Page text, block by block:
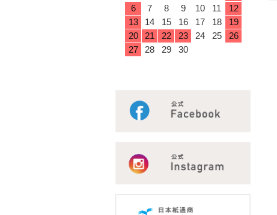
6
7 8 9 10 11
12
13
14 15 16 17 18
19
20
21 22 23 24 25
26
27
28 29 30